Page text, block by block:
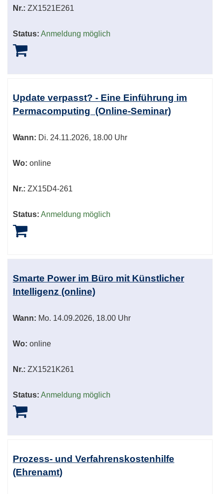
Nr.: ZX1521E261
Status: Anmeldung möglich
Update verpasst? - Eine Einführung im
Permacomputing (Online-Seminar)
Wann: Di. 24.11.2026, 18.00 Uhr
Wo: online
Nr.: ZX15D4-261
Status: Anmeldung möglich
Smarte Power im Büro mit Künstlicher
Intelligenz (online)
Wann: Mo. 14.09.2026, 18.00 Uhr
Wo: online
Nr.: ZX1521K261
Status: Anmeldung möglich
Prozess- und Verfahrenskostenhilfe
(Ehrenamt)